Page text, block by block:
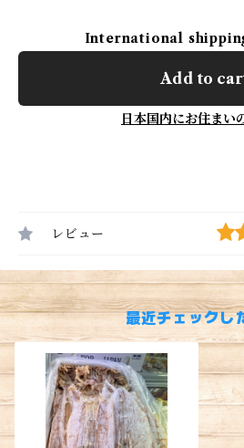
International
Add to
日本国内にお住まい
レビュー
最近チェックし